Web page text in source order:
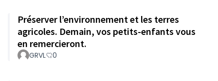
Préserver l’environnement et les terres
agricoles. Demain, vos petits-enfants vous
en remercieront.
GRVL 0